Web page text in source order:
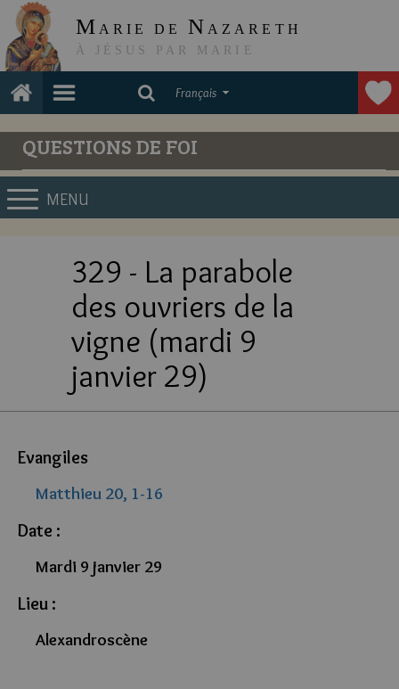
M ARIE DE N AZARETH
À JÉSUS PAR MARIE
Français
QUESTIONS DE FOI
MENU
329 - La parabole
des ouvriers de la
vigne (mardi 9
janvier 29)
Evangiles
Matthieu 20, 1-16
Date :
Mardi 9 janvier 29
Lieu :
Alexandroscène